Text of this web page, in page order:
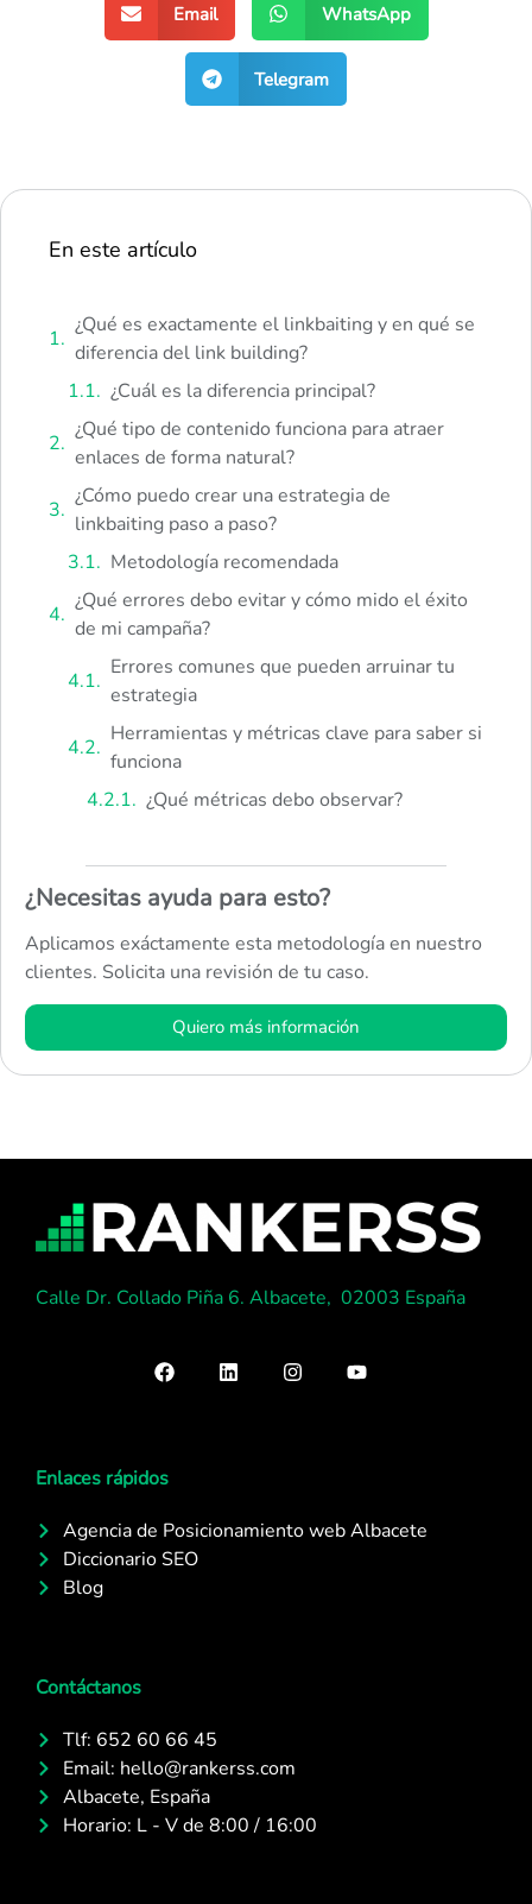
Email WhatsApp
Telegram
En este artículo
¿Qué es exactamente el linkbaiting y en qué se
diferencia del link building?
¿Cuál es la diferencia principal?
¿Qué tipo de contenido funciona para atraer
enlaces de forma natural?
¿Cómo puedo crear una estrategia de
linkbaiting paso a paso?
Metodología recomendada
¿Qué errores debo evitar y cómo mido el éxito
de mi campaña?
Errores comunes que pueden arruinar tu
estrategia
Herramientas y métricas clave para saber si
funciona
¿Qué métricas debo observar?
¿Necesitas ayuda para esto?
Aplicamos exáctamente esta metodología en nuestro
clientes. Solicita una revisión de tu caso.
Quiero más información
Calle Dr. Collado Piña 6. Albacete, 02003 España
Enlaces rápidos
Agencia de Posicionamiento web Albacete
Diccionario SEO
Blog
Contáctanos
Tlf: 652 60 66 45
Email: hello@rankerss.com
Albacete, España
Horario: L - V de 8:00 / 16:00